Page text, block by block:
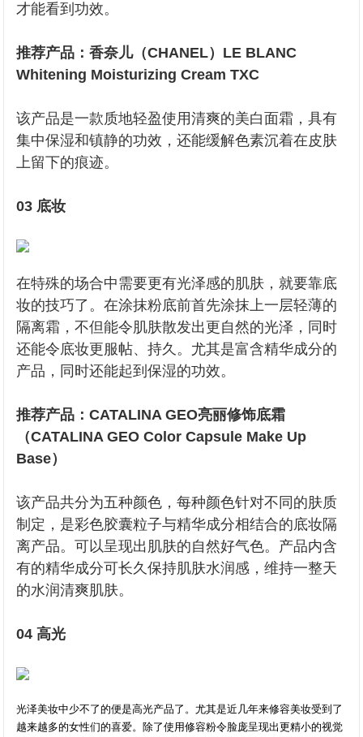
才能看到功效。
推荐产品：香奈儿（CHANEL）LE BLANC
Whitening Moisturizing Cream TXC
该产品是一款质地轻盈使用清爽的美白面霜，具有
集中保湿和镇静的功效，还能缓解色素沉着在皮肤
上留下的痕迹。
03 底妆
在特殊的场合中需要更有光泽感的肌肤，就要靠底
妆的技巧了。在涂抹粉底前首先涂抹上一层轻薄的
隔离霜，不但能令肌肤散发出更自然的光泽，同时
还能令底妆更服帖、持久。尤其是富含精华成分的
产品，同时还能起到保湿的功效。
推荐产品：CATALINA GEO亮丽修饰底霜
（CATALINA GEO Color Capsule Make Up
Base）
该产品共分为五种颜色，每种颜色针对不同的肤质
制定，是彩色胶囊粒子与精华成分相结合的底妆隔
离产品。可以呈现出肌肤的自然好气色。产品内含
有的精华成分可长久保持肌肤水润感，维持一整天
的水润清爽肌肤。
04 高光
光泽美妆中少不了的便是高光产品了。尤其是近几年来修容美妆受到了
越来越多的女性们的喜爱。除了使用修容粉令脸庞呈现出更精小的视觉